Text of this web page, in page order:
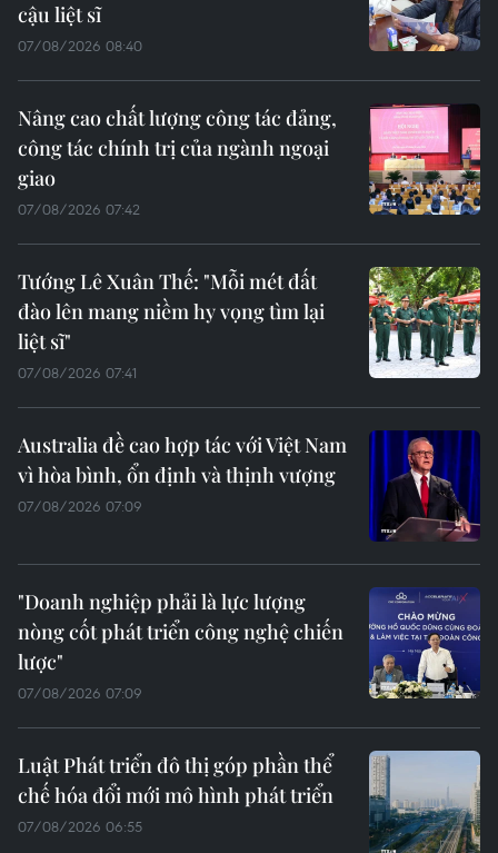
cậu liệt sĩ
07/08/2026 08:40
Nâng cao chất lượng công tác đảng,
công tác chính trị của ngành ngoại
giao
07/08/2026 07:42
Tướng Lê Xuân Thế: "Mỗi mét đất
đào lên mang niềm hy vọng tìm lại
liệt sĩ"
07/08/2026 07:41
Australia đề cao hợp tác với Việt Nam
vì hòa bình, ổn định và thịnh vượng
07/08/2026 07:09
"Doanh nghiệp phải là lực lượng
nòng cốt phát triển công nghệ chiến
lược"
07/08/2026 07:09
Luật Phát triển đô thị góp phần thể
chế hóa đổi mới mô hình phát triển
07/08/2026 06:55